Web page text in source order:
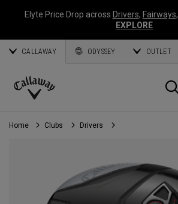
Elyte Price Drop across Drivers, Fairways,
EXPLORE
CALLAWAY ODYSSEY OUTLET
Callaway
Golf
Home Clubs Drivers